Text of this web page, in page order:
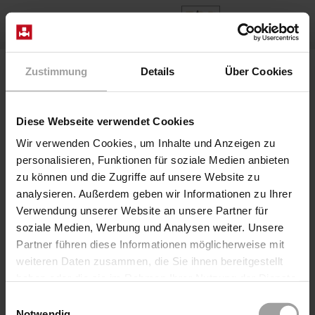
Zustimmung Details Über Cookies
Diese Webseite verwendet Cookies
Wir verwenden Cookies, um Inhalte und Anzeigen zu
personalisieren, Funktionen für soziale Medien anbieten
zu können und die Zugriffe auf unsere Website zu
analysieren. Außerdem geben wir Informationen zu Ihrer
Verwendung unserer Website an unsere Partner für
soziale Medien, Werbung und Analysen weiter. Unsere
Partner führen diese Informationen möglicherweise mit
weiteren Daten zusammen, die Sie ihnen bereitgestellt
DE